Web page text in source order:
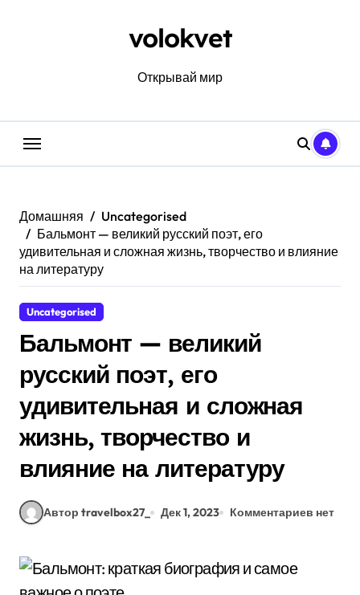
volokvet
Открывай мир
Домашняя
Uncategorised
Бальмонт — великий русский поэт, его
удивительная и сложная жизнь, творчество и влияние
на литературу
Uncategorised
Бальмонт — великий
русский поэт, его
удивительная и сложная
жизнь, творчество и
влияние на литературу
Автор travelbox27_ Дек 1, 2023 Комментариев нет